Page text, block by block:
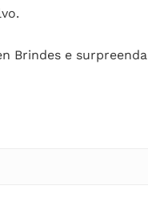
Brindes e surpreenda